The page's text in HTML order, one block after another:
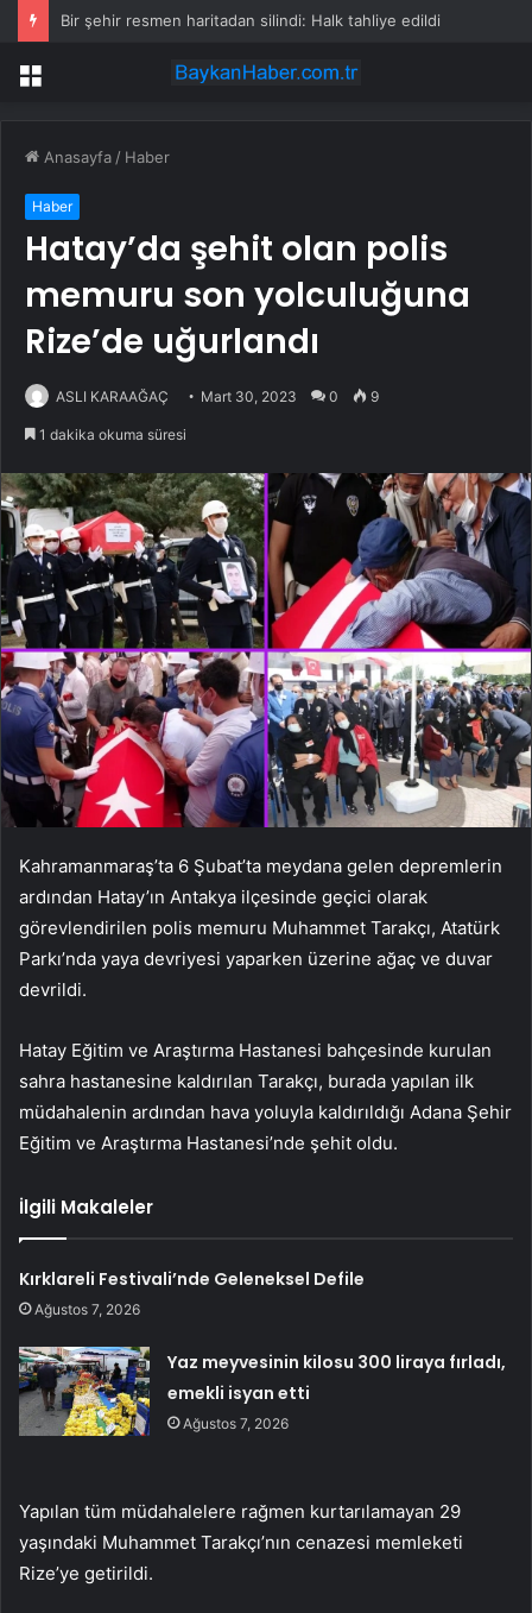
Bir şehir resmen haritadan silindi: Halk tahliye edildi
Menü
Anasayfa / Haber
Haber
Hatay’da şehit olan polis
memuru son yolculuğuna
Rize’de uğurlandı
ASLI KARAAĞAÇ Mart 30, 2023 0 9
1 dakika okuma süresi
Kahramanmaraş’ta 6 Şubat’ta meydana gelen depremlerin
ardından Hatay’ın Antakya ilçesinde geçici olarak
görevlendirilen polis memuru Muhammet Tarakçı, Atatürk
Parkı’nda yaya devriyesi yaparken üzerine ağaç ve duvar
devrildi.
Hatay Eğitim ve Araştırma Hastanesi bahçesinde kurulan
sahra hastanesine kaldırılan Tarakçı, burada yapılan ilk
müdahalenin ardından hava yoluyla kaldırıldığı Adana Şehir
Eğitim ve Araştırma Hastanesi’nde şehit oldu.
İlgili Makaleler
Kırklareli Festivali’nde Geleneksel Defile
Ağustos 7, 2026
Yaz meyvesinin kilosu 300 liraya fırladı,
emekli isyan etti
Ağustos 7, 2026
Yapılan tüm müdahalelere rağmen kurtarılamayan 29
yaşındaki Muhammet Tarakçı’nın cenazesi memleketi
Rize’ye getirildi.